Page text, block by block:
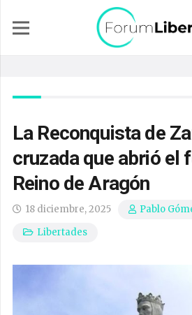
La Reconquista de
cruzada que abrió el
Reino de Aragón
18 diciembre, 2025
Pablo
Libertades